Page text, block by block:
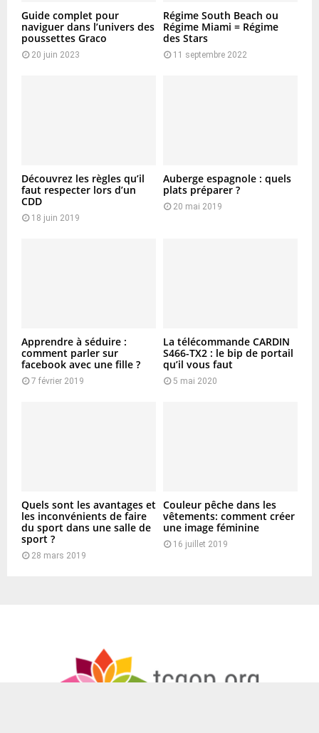
Guide complet pour
naviguer dans l’univers des
poussettes Graco
20 juin 2023
Régime South Beach ou
Régime Miami = Régime
des Stars
11 septembre 2022
Découvrez les règles qu’il
faut respecter lors d’un
CDD
18 juin 2019
Auberge espagnole : quels
plats préparer ?
20 mai 2019
Apprendre à séduire :
comment parler sur
facebook avec une fille ?
7 février 2019
La télécommande CARDIN
S466-TX2 : le bip de portail
qu’il vous faut
5 mai 2020
Quels sont les avantages et
les inconvénients de faire
du sport dans une salle de
sport ?
28 mars 2019
Couleur pêche dans les
vêtements: comment créer
une image féminine
16 juillet 2019